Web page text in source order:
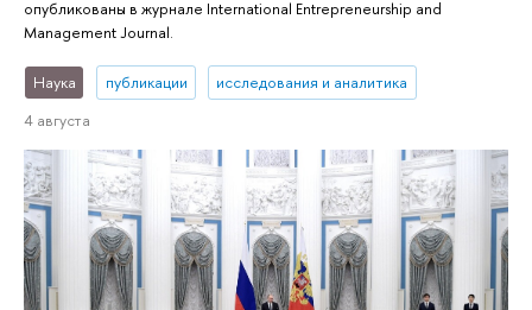
опубликованы в журнале International Entrepreneurship and
Management Journal.
Наука публикации
исследования и аналитика
4 августа